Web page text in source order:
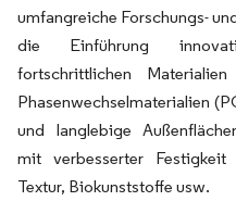
umfangreiche Forschungs-
die Einführung
fortschrittlichen
Phasenwechselmaterialien
und langlebige
mit verbesserter Festigkeit
Textur, Biokunststoffe usw.